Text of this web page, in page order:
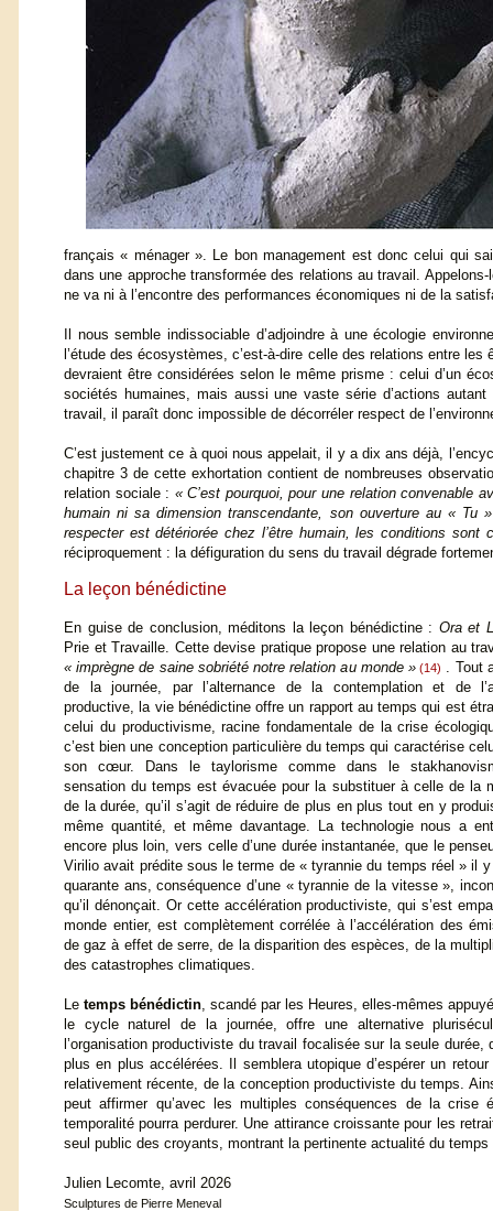
français « ménager ». Le bon management est donc celui qui
dans une approche transformée des relations au travail.
ne va ni à l’encontre des performances économiques ni de la
Il nous semble indissociable d’adjoindre à une écologie
l’étude des écosystèmes, c’est-à-dire celle des relations entre les
devraient être considérées selon le même prisme : celui d’un
sociétés humaines, mais aussi une vaste série d’actions
travail, il paraît donc impossible de décorréler respect de
C’est justement ce à quoi nous appelait, il y a dix ans déjà,
chapitre 3 de cette exhortation contient de nombreuses
relation sociale : « C’est pourquoi, pour une relation convenable
humain ni sa dimension transcendante, son ouverture au « Tu
respecter est détériorée chez l’être humain, les conditions
réciproquement : la défiguration du sens du travail dégrade
La leçon bénédictine
En guise de conclusion, méditons la leçon bénédictine : Ora et
Prie et Travaille. Cette devise pratique propose une relation au
« imprègne de saine sobriété notre relation au monde »(14) . Tout
de la journée, par l’alternance de la contemplation et de
productive, la vie bénédictine offre un rapport au temps qui est
celui du productivisme, racine fondamentale de la crise
c’est bien une conception particulière du temps qui caractérise
son cœur. Dans le taylorisme comme dans le
sensation du temps est évacuée pour la substituer à celle de la
de la durée, qu’il s’agit de réduire de plus en plus tout en y
même quantité, et même davantage. La technologie nous a
encore plus loin, vers celle d’une durée instantanée, que le
Virilio avait prédite sous le terme de « tyrannie du temps réel » il
quarante ans, conséquence d’une « tyrannie de la vitesse »,
qu’il dénonçait. Or cette accélération productiviste, qui s’est
monde entier, est complètement corrélée à l’accélération des
de gaz à effet de serre, de la disparition des espèces, de la
des catastrophes climatiques.
Le temps bénédictin, scandé par les Heures, elles-mêmes
le cycle naturel de la journée, offre une alternative
l’organisation productiviste du travail focalisée sur la seule durée,
plus en plus accélérées. Il semblera utopique d’espérer un
relativement récente, de la conception productiviste du temps.
peut affirmer qu’avec les multiples conséquences de la crise
temporalité pourra perdurer. Une attirance croissante pour les
seul public des croyants, montrant la pertinente actualité du
Julien Lecomte, avril 2026
Sculptures de Pierre Meneval